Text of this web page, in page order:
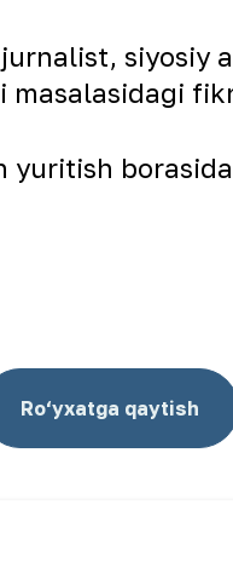
siyosiy
masalasidagi
Ro‘yxatga qaytish